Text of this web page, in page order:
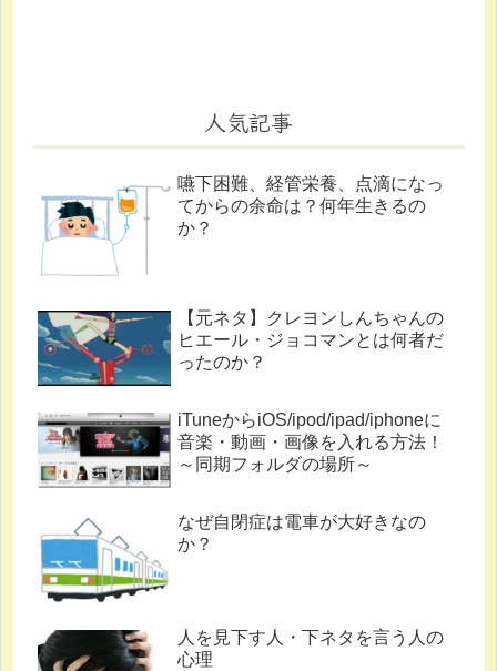
人気記事
嚥下困難、経管栄養、点滴になっ
てからの余命は？何年生きるの
か？
【元ネタ】クレヨンしんちゃんの
ヒエール・ジョコマンとは何者だ
ったのか？
iTuneからiOS/ipod/ipad/iphoneに
音楽・動画・画像を入れる方法！
～同期フォルダの場所～
なぜ自閉症は電車が大好きなの
か？
人を見下す人・下ネタを言う人の
心理